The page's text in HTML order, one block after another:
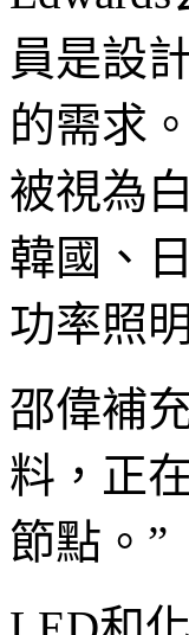
員是設
的需求
被視為
韓國、
功率照
邵偉補
料，正
節點。”